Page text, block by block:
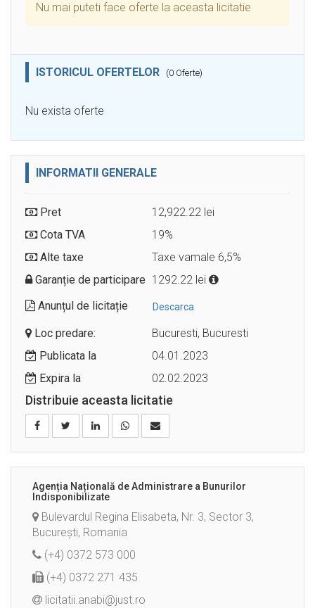
Nu mai puteti face oferte la aceasta licitatie
ISTORICUL OFERTELOR (0 Oferte)
Nu exista oferte
INFORMATII GENERALE
Pret
12,922.22 lei
Cota TVA
19%
Alte taxe
Taxe vamale 6,5%
Garanție de participare 1292.22 lei
Anunțul de licitație
Descarca
Loc predare:
Bucuresti, Bucuresti
Publicata la
04.01.2023
Expira la
02.02.2023
Distribuie aceasta licitatie
Agenția Națională de Administrare a Bunurilor
Indisponibilizate
Bulevardul Regina Elisabeta, Nr. 3, Sector 3,
București, Romania
(+4) 0372 573 000
(+4) 0372 271 435
licitatii.anabi@just.ro